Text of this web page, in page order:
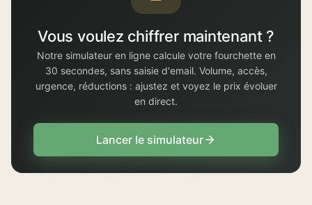
Vous voulez chiffrer maintenant ?
Notre simulateur en ligne calcule votre fourchette en
30 secondes, sans saisie d'email. Volume, accès,
urgence, réductions : ajustez et voyez le prix évoluer
en direct.
Lancer le simulateur